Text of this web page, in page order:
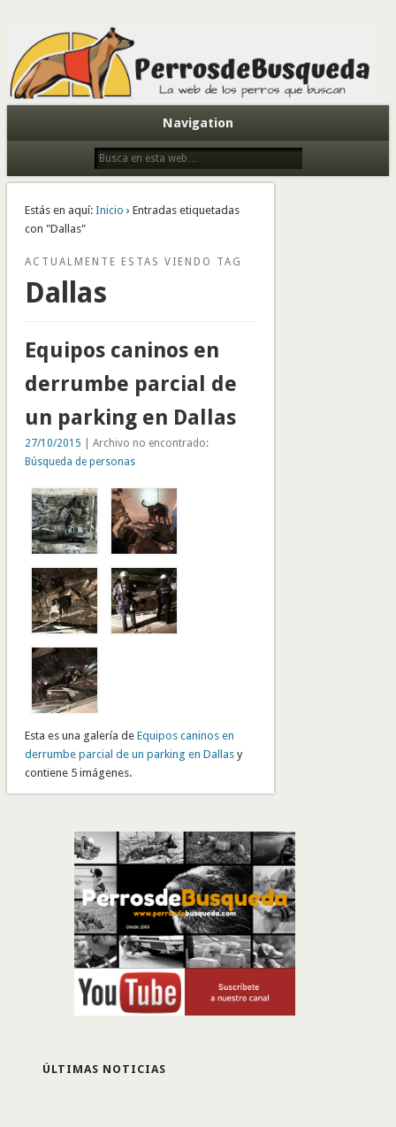
Todo sobre perros de búsqueda y detectores
Navigation
Estás en aquí: Inicio › Entradas etiquetadas
con "Dallas"
ACTUALMENTE ESTAS VIENDO TAG
Dallas
Equipos caninos en
derrumbe parcial de
un parking en Dallas
27/10/2015 | Archivo no encontrado:
Búsqueda de personas
Esta es una galería de Equipos caninos en
derrumbe parcial de un parking en Dallasy
contiene 5 imágenes.
ÚLTIMAS NOTICIAS